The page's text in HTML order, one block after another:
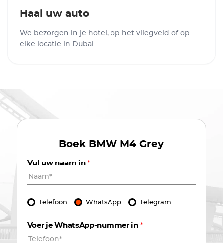
Haal uw auto
We bezorgen in je hotel, op het vliegveld of op
elke locatie in Dubai.
Boek BMW M4 Grey
Vul uw naam in*
Telefoon WhatsApp Telegram
Voer je WhatsApp-nummer in *